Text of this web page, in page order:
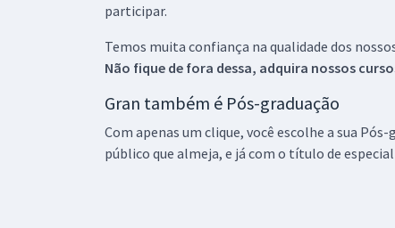
participar.
Temos muita confiança na qualidade dos
Não fique de fora dessa, adquira nossos
Gran também é Pós-graduação
Com apenas um clique, você escolhe a sua
público que almeja, e já com o título de